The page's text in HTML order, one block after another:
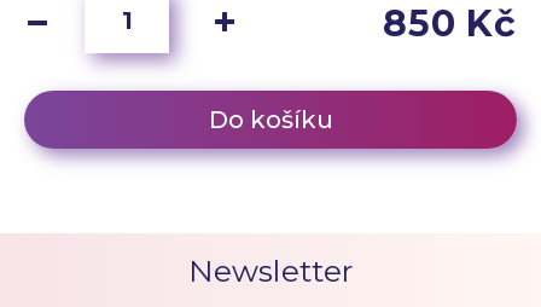
850 Kč
Do košíku
Newsletter